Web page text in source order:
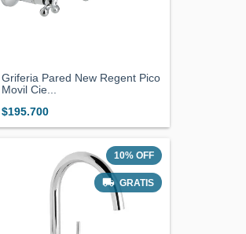
Griferia Pared New Regent Pico
Movil Cie...
$195.700
10% OFF
GRATIS